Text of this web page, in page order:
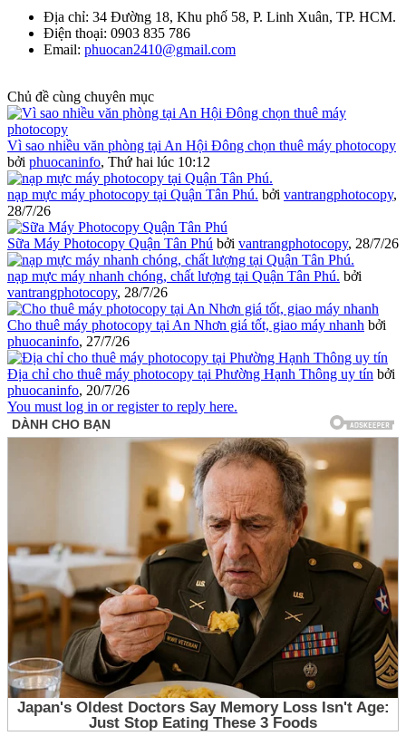
Địa chỉ: 34 Đường 18, Khu phố 58, P. Linh Xuân, TP. HCM.
Điện thoại: 0903 835 786
Email: phuocan2410@gmail.com
Chủ đề cùng chuyên mục
Vì sao nhiều văn phòng tại An Hội Đông chọn thuê máy photocopy
bởi phuocaninfo, Thứ hai lúc 10:12
nạp mực máy photocopy tại Quận Tân Phú. bởi vantrangphotocopy,
28/7/26
Sữa Máy Photocopy Quận Tân Phú bởi vantrangphotocopy, 28/7/26
nạp mực máy nhanh chóng, chất lượng tại Quận Tân Phú. bởi
vantrangphotocopy, 28/7/26
Cho thuê máy photocopy tại An Nhơn giá tốt, giao máy nhanh bởi
phuocaninfo, 27/7/26
Địa chỉ cho thuê máy photocopy tại Phường Hạnh Thông uy tín bởi
phuocaninfo, 20/7/26
You must log in or register to reply here.